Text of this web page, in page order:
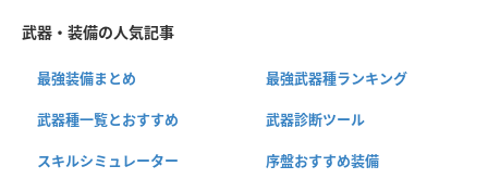
武器・装備の人気記事
最強装備まとめ 最強武器種ランキング
武器種一覧とおすすめ 武器診断ツール
スキルシミュレーター 序盤おすすめ装備